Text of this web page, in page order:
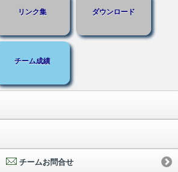
リンク集 ダウンロード
チーム成績
チームお問合せ